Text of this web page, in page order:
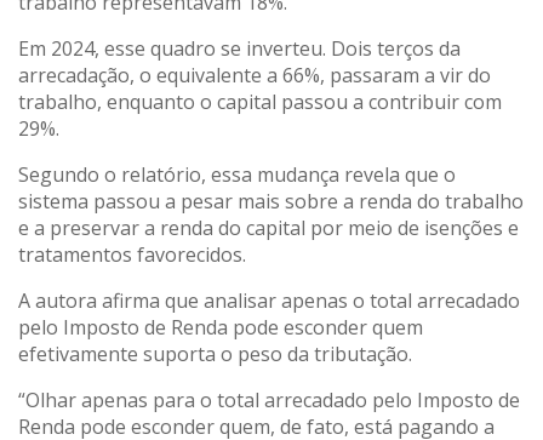
Em 2024, esse quadro se inverteu. Dois terços da
arrecadação, o equivalente a 66%, passaram a vir do
trabalho, enquanto o capital passou a contribuir com
29%.
Segundo o relatório, essa mudança revela que o
sistema passou a pesar mais sobre a renda do trabalho
e a preservar a renda do capital por meio de isenções e
tratamentos favorecidos.
A autora afirma que analisar apenas o total arrecadado
pelo Imposto de Renda pode esconder quem
efetivamente suporta o peso da tributação.
“Olhar apenas para o total arrecadado pelo Imposto de
Renda pode esconder quem, de fato, está pagando a